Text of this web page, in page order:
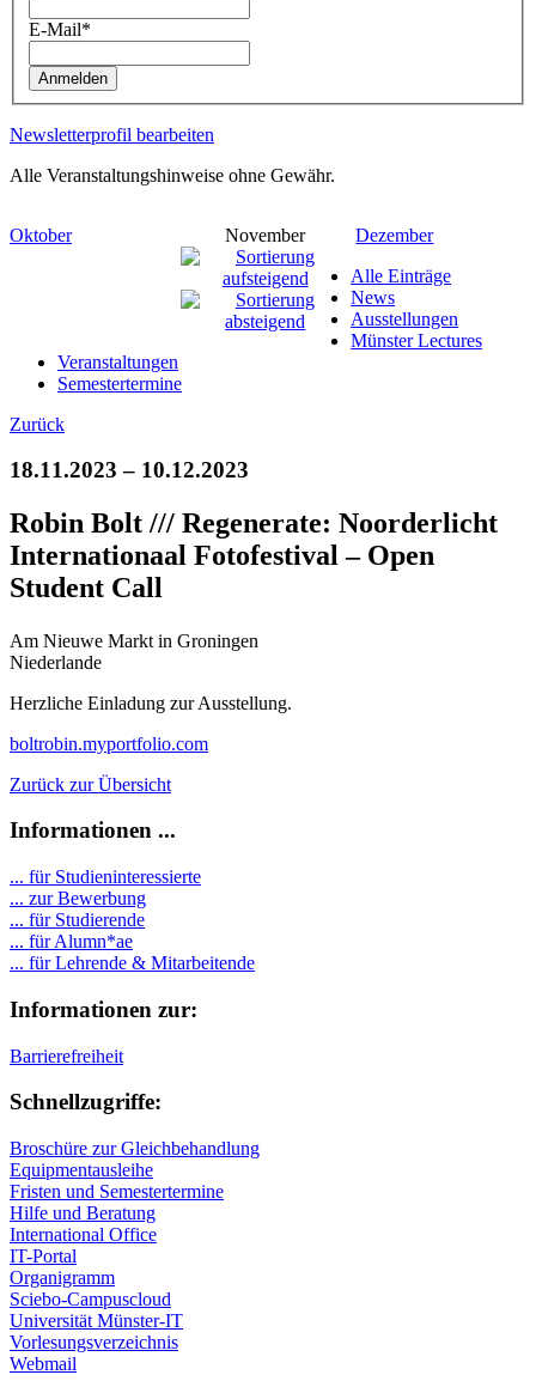
E-Mail*
Anmelden
Newsletterprofil bearbeiten
Alle Veranstaltungshinweise ohne Gewähr.
Oktober November
Dezember
Alle Einträge
News
Ausstellungen
Münster Lectures
Veranstaltungen
Semestertermine
Zurück
18.11.2023 – 10.12.2023
Robin Bolt /// Regenerate: Noorderlicht
Internationaal Fotofestival – Open
Student Call
Am Nieuwe Markt in Groningen
Niederlande
Herzliche Einladung zur Ausstellung.
boltrobin.myportfolio.com
Zurück zur Übersicht
Informationen ...
... für Studieninteressierte
... zur Bewerbung
... für Studierende
... für Alumn*ae
... für Lehrende & Mitarbeitende
Informationen zur:
Barrierefreiheit
Schnellzugriffe:
Broschüre zur Gleichbehandlung
Equipmentausleihe
Fristen und Semestertermine
Hilfe und Beratung
International Office
IT-Portal
Organigramm
Sciebo-Campuscloud
Universität Münster-IT
Vorlesungsverzeichnis
Webmail